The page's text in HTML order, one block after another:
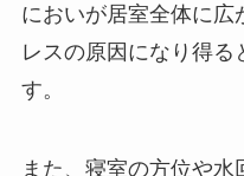
においが居室全体に広
レスの原因になり得る
す。
また、寝室の方位や